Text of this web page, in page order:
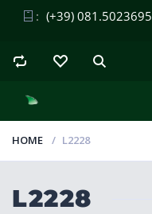
: (+39) 081.5023695
HOME L2228
L2228